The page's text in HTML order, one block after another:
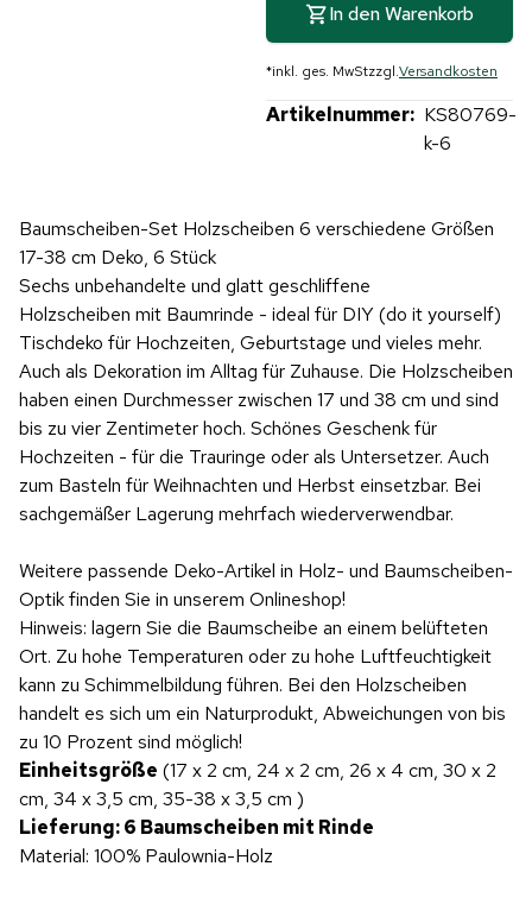
In den Warenkorb
*inkl. ges. MwStzzgl.Versandkosten
Artikelnummer: KS80769-
k-6
Baumscheiben-Set Holzscheiben 6 verschiedene Größen
17-38 cm Deko, 6 Stück
Sechs unbehandelte und glatt geschliffene
Holzscheiben mit Baumrinde - ideal für DIY (do it yourself)
Tischdeko für Hochzeiten, Geburtstage und vieles mehr.
Auch als Dekoration im Alltag für Zuhause. Die Holzscheiben
haben einen Durchmesser zwischen 17 und 38 cm und sind
bis zu vier Zentimeter hoch. Schönes Geschenk für
Hochzeiten - für die Trauringe oder als Untersetzer. Auch
zum Basteln für Weihnachten und Herbst einsetzbar. Bei
sachgemäßer Lagerung mehrfach wiederverwendbar.
Weitere passende Deko-Artikel in Holz- und Baumscheiben-
Optik finden Sie in unserem Onlineshop!
Hinweis: lagern Sie die Baumscheibe an einem belüfteten
Ort. Zu hohe Temperaturen oder zu hohe Luftfeuchtigkeit
kann zu Schimmelbildung führen. Bei den Holzscheiben
handelt es sich um ein Naturprodukt, Abweichungen von bis
zu 10 Prozent sind möglich!
Einheitsgröße (17 x 2 cm, 24 x 2 cm, 26 x 4 cm, 30 x 2
cm, 34 x 3,5 cm, 35-38 x 3,5 cm )
Lieferung: 6 Baumscheiben mit Rinde
Material: 100% Paulownia-Holz